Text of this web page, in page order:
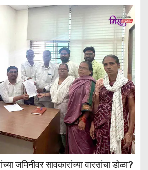
जमिनीवर सावकारांच्या वारसांचा डोळा?